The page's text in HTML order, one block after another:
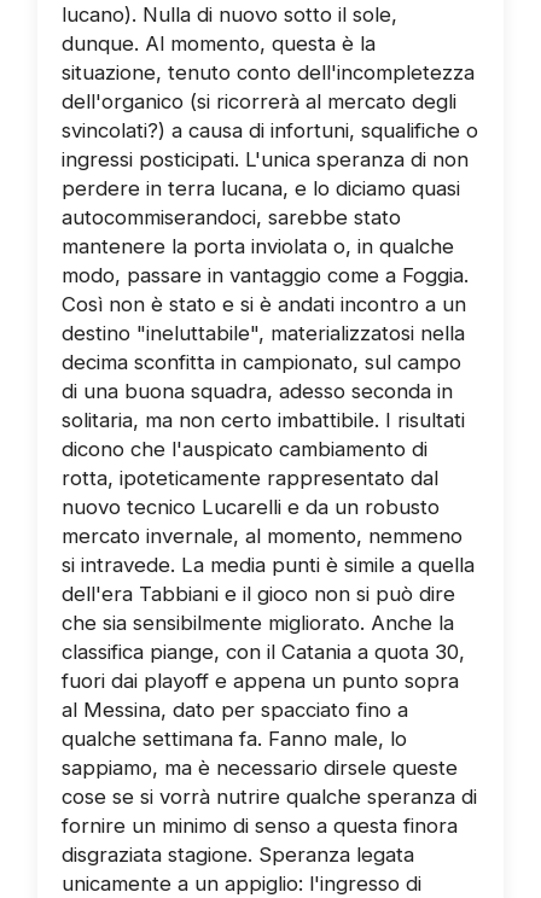
lucano). Nulla di nuovo sotto il sole,
dunque. Al momento, questa è la
situazione, tenuto conto dell'incompletezza
dell'organico (si ricorrerà al mercato degli
svincolati?) a causa di infortuni, squalifiche o
ingressi posticipati. L'unica speranza di non
perdere in terra lucana, e lo diciamo quasi
autocommiserandoci, sarebbe stato
mantenere la porta inviolata o, in qualche
modo, passare in vantaggio come a Foggia.
Così non è stato e si è andati incontro a un
destino "ineluttabile", materializzatosi nella
decima sconfitta in campionato, sul campo
di una buona squadra, adesso seconda in
solitaria, ma non certo imbattibile. I risultati
dicono che l'auspicato cambiamento di
rotta, ipoteticamente rappresentato dal
nuovo tecnico Lucarelli e da un robusto
mercato invernale, al momento, nemmeno
si intravede. La media punti è simile a quella
dell'era Tabbiani e il gioco non si può dire
che sia sensibilmente migliorato. Anche la
classifica piange, con il Catania a quota 30,
fuori dai playoff e appena un punto sopra
al Messina, dato per spacciato fino a
qualche settimana fa. Fanno male, lo
sappiamo, ma è necessario dirsele queste
cose se si vorrà nutrire qualche speranza di
fornire un minimo di senso a questa finora
disgraziata stagione. Speranza legata
unicamente a un appiglio: l'ingresso di